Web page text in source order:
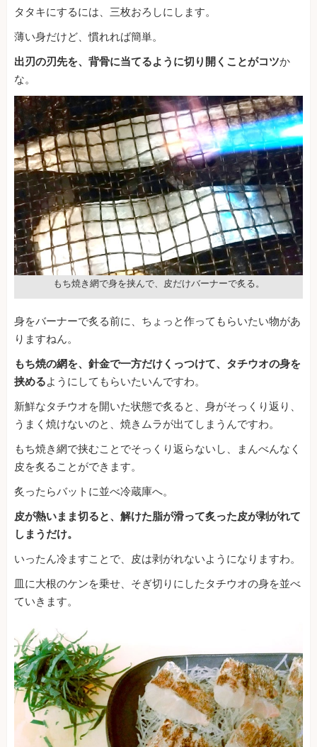
タタキにするには、三枚おろしにします。
薄い身だけど、慣れれば簡単。
出刃の刃先を、背骨に当てるように切り開くことがコツか
な。
もち焼き網で身を挟んで、皮だけバーナーで炙る。
身をバーナーで炙る前に、ちょっと作ってもらいたい物があ
りますねん。
もち焼の網を、針金で一方だけくっつけて、タチウオの身を
挟めるようにしてもらいたいんですわ。
新鮮なタチウオを開いた状態で炙ると、身がそっくり返り、
うまく焼けないのと、焼きムラが出てしまうんですわ。
もち焼き網で挟むことでそっくり返らないし、まんべんなく
皮を炙ることができます。
炙ったらバットに並べ冷蔵庫へ。
皮が熱いまま切ると、解けた脂が滑って炙った皮が剥がれて
しまうだけ。
いったん冷ますことで、皮は剥がれないようになりますわ。
皿に大根のケンを乗せ、そぎ切りにしたタチウオの身を並べ
ていきます。